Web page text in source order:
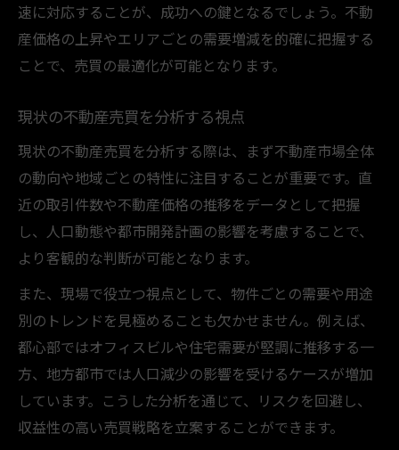
不動産売買のリスク管理を徹底解説
リスクを抑える不動産市場戦略の実践法
不動産売買に潜む主なリスクの種類
市場戦略で回避できる売買トラブル例
不動産売買を安全に進めるための注意点
動向変化に応じた投資家の判断基準
市場戦略に基づく投資家の判断基準とは
不動産売買で動向変化を見極めるポイント
投資判断に役立つ市場動向の読み方
不動産市場戦略で失敗しない判断法
売買タイミングを左右する判断材料とは
業界の裏側から考える市場戦略の極意
不動産売買の裏側を知ることの重要性
業界視点で見る市場戦略の立案方法
速に対応することが、成功への鍵となるでしょう。不動
産価格の上昇やエリアごとの需要増減を的確に把握する
ことで、売買の最適化が可能となります。
現状の不動産売買を分析する視点
現状の不動産売買を分析する際は、まず不動産市場全体
の動向や地域ごとの特性に注目することが重要です。直
近の取引件数や不動産価格の推移をデータとして把握
し、人口動態や都市開発計画の影響を考慮することで、
より客観的な判断が可能となります。
また、現場で役立つ視点として、物件ごとの需要や用途
別のトレンドを見極めることも欠かせません。例えば、
都心部ではオフィスビルや住宅需要が堅調に推移する一
方、地方都市では人口減少の影響を受けるケースが増加
しています。こうした分析を通じて、リスクを回避し、
収益性の高い売買戦略を立案することができます。